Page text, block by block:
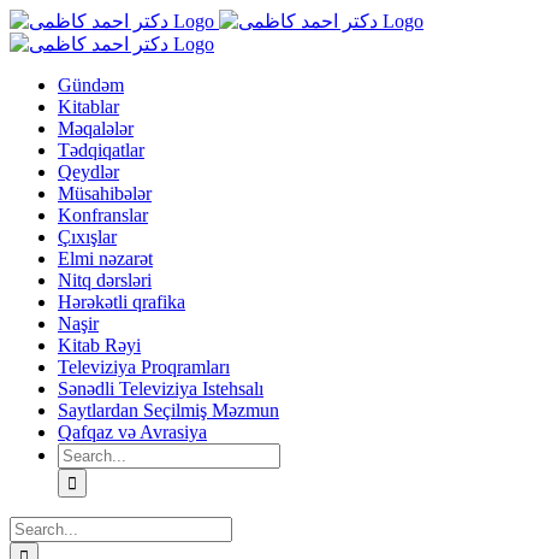
Skip
to
Gündəm
Kitablar
Məqalələr
Tədqiqatlar
Qeydlər
Müsahibələr
Konfranslar
Çıxışlar
Elmi nəzarət
Nitq dərsləri
Hərəkətli qrafika
Naşir
Kitab Rəyi
Televiziya Proqramları
Sənədli Televiziya Istehsalı
Saytlardan Seçilmiş Məzmun
Qafqaz və Avrasiya
Search
for:
Search
for: